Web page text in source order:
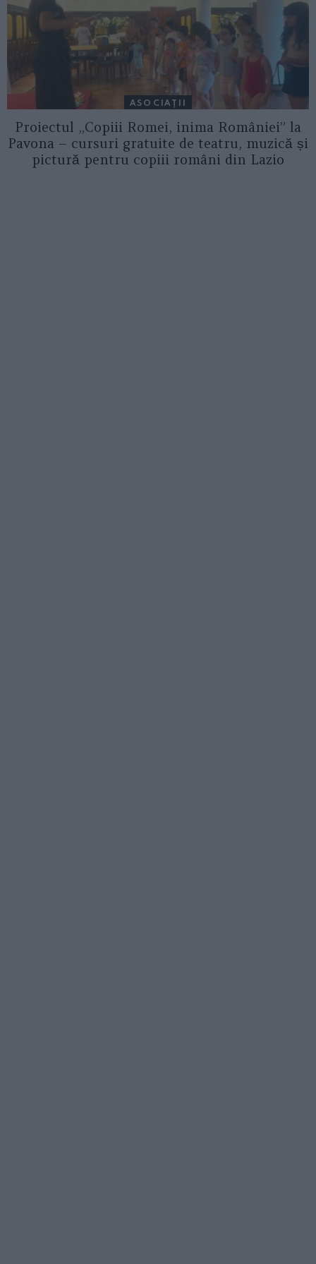
ASOCIAŢII
Proiectul „Copiii Romei, inima României” la
Pavona – cursuri gratuite de teatru, muzică și
pictură pentru copiii români din Lazio